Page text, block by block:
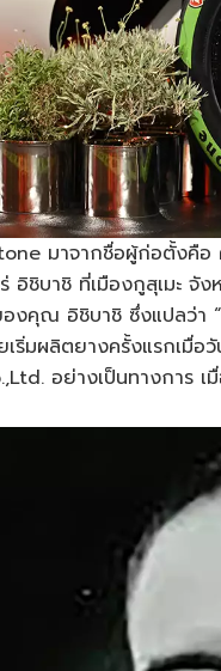
มาจากชื่อผู้ก่อตั้งคื
อิชิบาชิ ที่เมืองกูสุเมะ
งคุณ อิชิบาชิ ซึ่งแปลว่า
เริ่มผลิตยางครั้งแรกเมื่
อย่างเป็นทางการ เ